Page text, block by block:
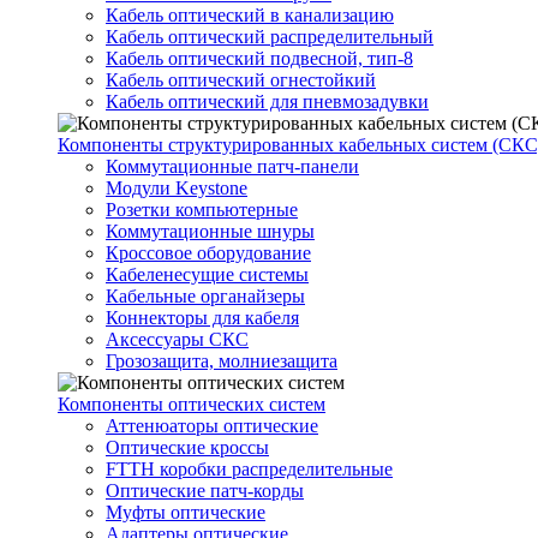
Кабель оптический в канализацию
Кабель оптический распределительный
Кабель оптический подвесной, тип-8
Кабель оптический огнестойкий
Кабель оптический для пневмозадувки
Компоненты структурированных кабельных систем
Коммутационные патч-панели
Модули Keystone
Розетки компьютерные
Коммутационные шнуры
Кроссовое оборудование
Кабеленесущие системы
Кабельные органайзеры
Коннекторы для кабеля
Аксессуары СКС
Грозозащита, молниезащита
Компоненты оптических систем
Аттенюаторы оптические
Оптические кроссы
FTTH коробки распределительные
Оптические патч-корды
Муфты оптические
Адаптеры оптические